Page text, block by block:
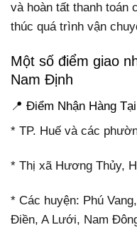
và hoàn tất thanh toán
thúc quá trình vận
Một số điểm giao
Nam Định
📍 Điểm Nhận Hàng
* TP. Huế và các
* Thị xã Hương Thủy,
* Các huyện: Phú
Điền, A Lưới, Nam